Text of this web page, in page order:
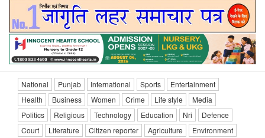
National Punjab International Sports
Entertainment
Health
Business Women Crime Life style
Media
Politics
Religious Technology Education Nri
Defence
Court
Literature Citizen reporter Agriculture
Environment